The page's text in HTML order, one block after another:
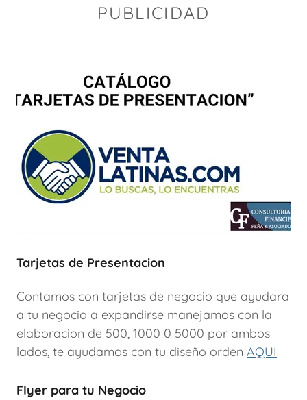
PUBLICIDAD
Tarjetas de Presentacion
Contamos con tarjetas de negocio que ayudara
a tu negocio a expandirse manejamos con la
elaboracion de 500, 1000 0 5000 por ambos
lados, te ayudamos con tu diseño orden AQUI
Flyer para tu Negocio